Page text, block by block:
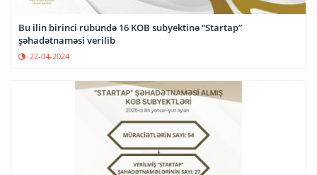
Bu ilin birinci rübündə 16 KOB subyektinə “Startap”
şəhadətnaməsi verilib
22-04-2024